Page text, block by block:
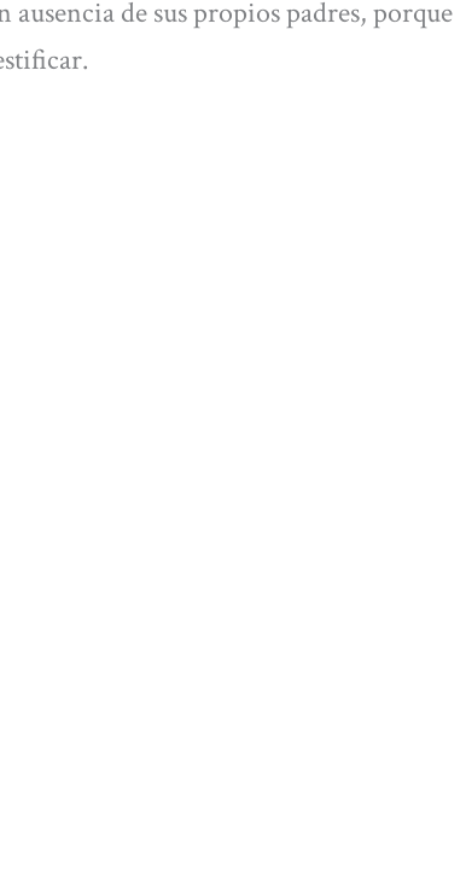
de sus propios padres, porque